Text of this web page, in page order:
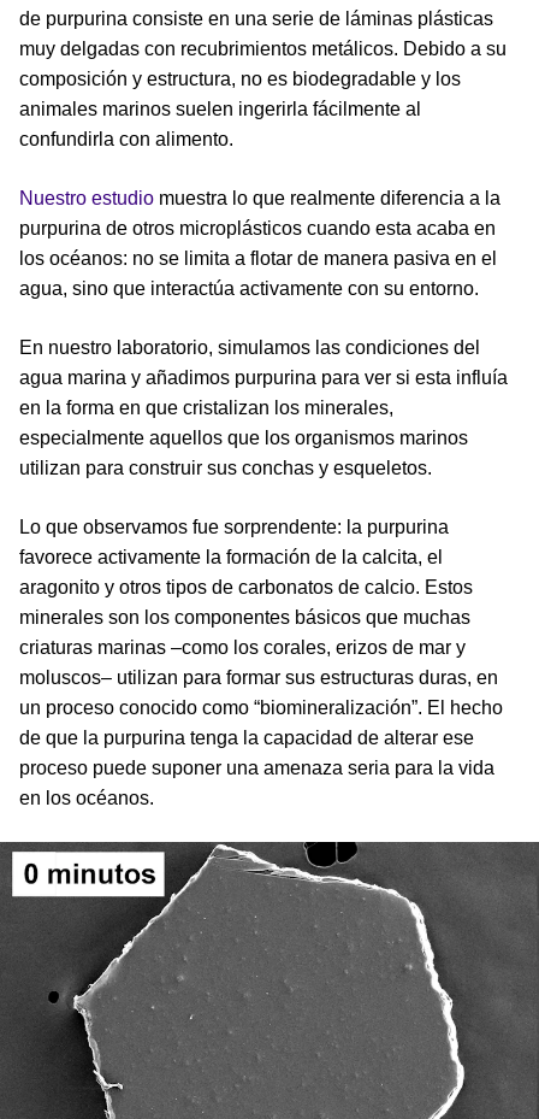
de purpurina consiste en una serie de láminas plásticas
muy delgadas con recubrimientos metálicos. Debido a su
composición y estructura, no es biodegradable y los
animales marinos suelen ingerirla fácilmente al
confundirla con alimento.
Nuestro estudio muestra lo que realmente diferencia a la
purpurina de otros microplásticos cuando esta acaba en
los océanos: no se limita a flotar de manera pasiva en el
agua, sino que interactúa activamente con su entorno.
En nuestro laboratorio, simulamos las condiciones del
agua marina y añadimos purpurina para ver si esta influía
en la forma en que cristalizan los minerales,
especialmente aquellos que los organismos marinos
utilizan para construir sus conchas y esqueletos.
Lo que observamos fue sorprendente: la purpurina
favorece activamente la formación de la calcita, el
aragonito y otros tipos de carbonatos de calcio. Estos
minerales son los componentes básicos que muchas
criaturas marinas –como los corales, erizos de mar y
moluscos– utilizan para formar sus estructuras duras, en
un proceso conocido como “biomineralización”. El hecho
de que la purpurina tenga la capacidad de alterar ese
proceso puede suponer una amenaza seria para la vida
en los océanos.